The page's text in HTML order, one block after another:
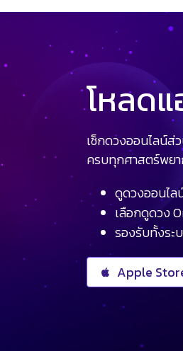
โหลด
เช็กดวงออนไลน์
ครบทุกศาสตร์พย
ดูดวงออนไ
เลือกดูดวง
รองรับทั้งระ
Apple